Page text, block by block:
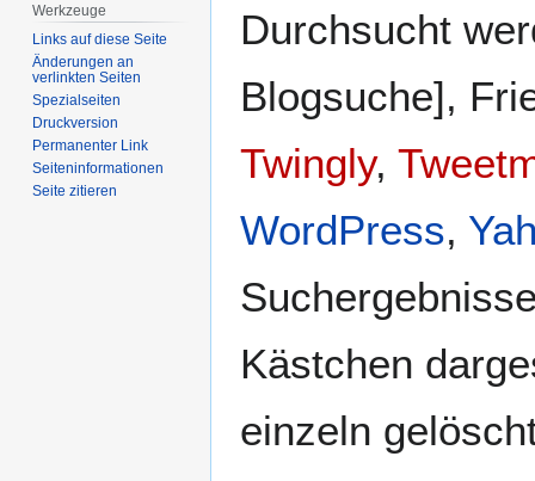
Durchsucht
Blogsuche],
Twingly,
WordPress,
Kästchen
einzeln
Werkzeuge
Links auf diese Seite
Änderungen an
verlinkten Seiten
Spezialseiten
Druckversion
Permanenter Link
Seiten­­informationen
Seite zitieren